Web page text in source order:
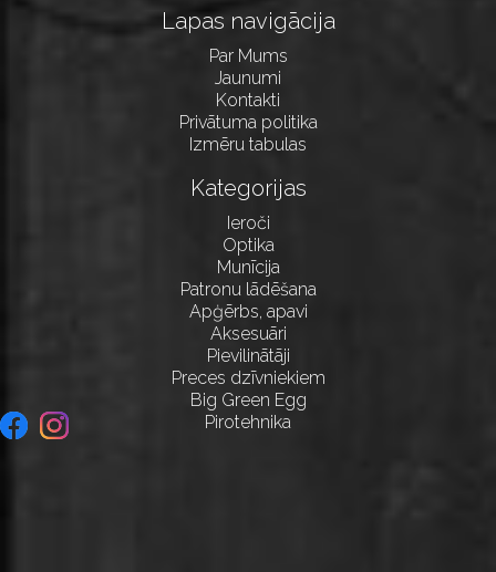
Lapas navigācija
Par Mums
Jaunumi
Kontakti
Privātuma politika
Izmēru tabulas
Kategorijas
Ieroči
Optika
Munīcija
Patronu lādēšana
Apģērbs, apavi
Aksesuāri
Pievilinātāji
Preces dzīvniekiem
Big Green Egg
Pirotehnika